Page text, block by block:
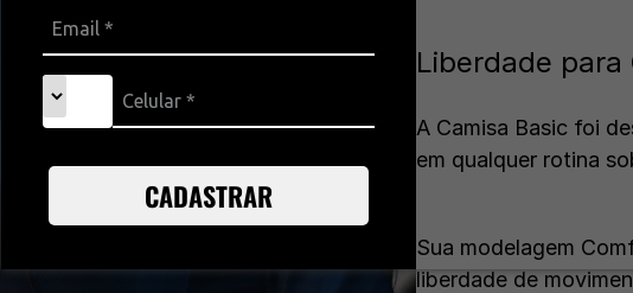
CADASTRAR
Liberdade para
A Camisa Basic foi
em qualquer rotina
Sua modelagem
liberdade de